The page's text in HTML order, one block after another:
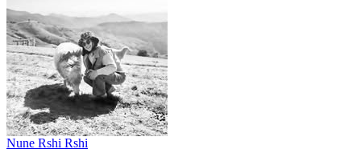
Nune Rshi Rshi